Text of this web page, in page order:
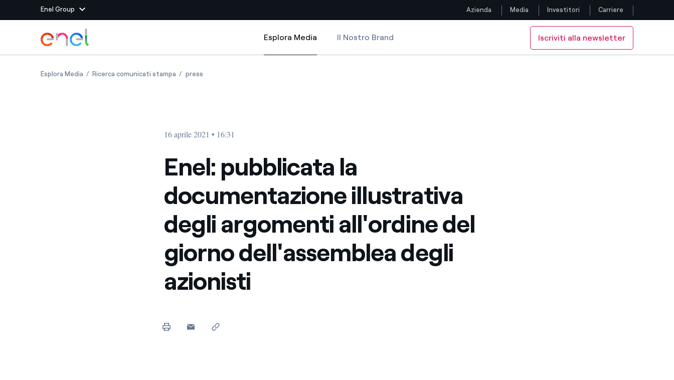
Enel Group
Siti del Gruppo
Enel Green Power Produciamo energia pulita da fonti rinnovabili
Massimizziamo la creazione di valore grazie al
rapporto con i nostri fornitori
energia pulita
Sosteniamo le iniziative delle organizzazioni non
Il canale dove segnalare violazioni delle nostre policy
Siti Paese
Colombia
Iberia
Italia
Nord America
Seguici
Vai al contenuto principale
Azienda Media Investitori Carriere
Esplora Media
Esplora Media
Il Nostro Brand Iscriviti alla newsletter
Esplora MediaEnel: pubblicata la documentazione illustrativa degli argomenti all'ordine del giorno dell'assemblea degli azionisti
Ricerca comunicati stampa Enel: pubblicata la documentazione illustrativa degli argomenti all'ordine del giorno dell'assemblea degli azionisti
pressEnel: pubblicata la documentazione illustrativa degli argomenti all'ordine del giorno dell'assemblea degli azionisti
16 aprile 2021 • 16:31
Enel: pubblicata la
documentazione illustrativa
degli argomenti all'ordine del
giorno dell'assemblea degli
azionisti